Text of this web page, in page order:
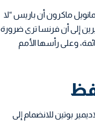
ماكرون أن باريس “لا
إلى أن فرنسا ترى ضرورة
وعلى رأسها الأمم
بوتين للانضمام إلى